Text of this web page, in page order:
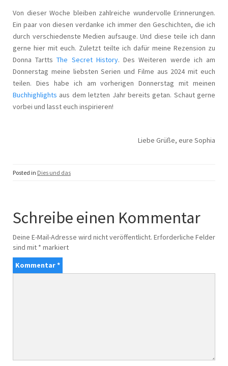
Von dieser Woche bleiben zahlreiche wundervolle Erinnerungen.
Ein paar von diesen verdanke ich immer den Geschichten, die ich
durch verschiedenste Medien aufsauge. Und diese teile ich dann
gerne hier mit euch. Zuletzt teilte ich dafür meine Rezension zu
Donna TarttsThe Secret History. Des Weiteren werde ich am
Donnerstag meine liebsten Serien und Filme aus 2024 mit euch
teilen. Dies habe ich am vorherigen Donnerstag mit meinen
Buchhighlights aus dem letzten Jahr bereits getan. Schaut gerne
vorbei und lasst euch inspirieren!
Liebe Grüße, eure Sophia
Posted in Dies und das
Schreibe einen Kommentar
Deine E-Mail-Adresse wird nicht veröffentlicht. Erforderliche Felder
sind mit * markiert
Kommentar*